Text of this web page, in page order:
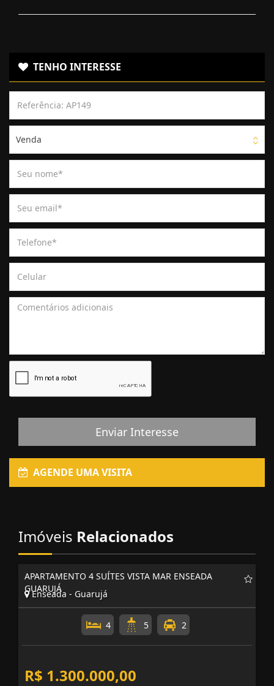
TENHO INTERESSE
Venda
Enviar Interesse
AGENDE UMA VISITA
Imóveis Relacionados
APARTAMENTO 4 SUÍTES VISTA MAR ENSEADA
GUARUJÁ
Enseada - Guarujá
4 5 2
R$ 1.300.000,00